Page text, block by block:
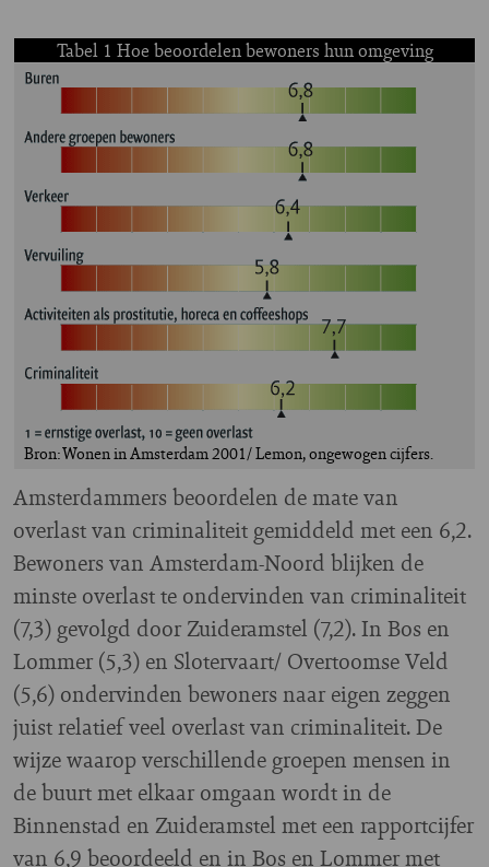
Tabel 1 Hoe beoordelen bewoners hun omgeving
Bron: Wonen in Amsterdam 2001/ Lemon, ongewogen cijfers.
Amsterdammers beoordelen de mate van
overlast van criminaliteit gemiddeld met een 6,2.
Bewoners van Amsterdam-Noord blijken de
minste overlast te ondervinden van criminaliteit
(7,3) gevolgd door Zuideramstel (7,2). In Bos en
Lommer (5,3) en Slotervaart/ Overtoomse Veld
(5,6) ondervinden bewoners naar eigen zeggen
juist relatief veel overlast van criminaliteit. De
wijze waarop verschillende groepen mensen in
de buurt met elkaar omgaan wordt in de
Binnenstad en Zuideramstel met een rapportcijfer
van 6,9 beoordeeld en in Bos en Lommer met